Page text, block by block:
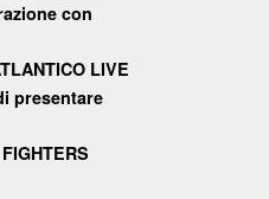
con
LIVE
presentare